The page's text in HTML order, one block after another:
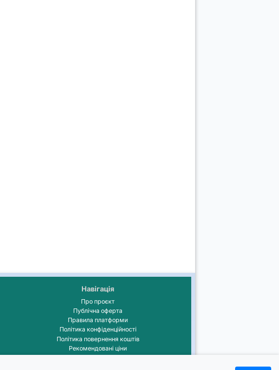
Навігація
Про проєкт
Публічна оферта
Правила платформи
Політика конфіденційності
Політика повернення коштів
Рекомендовані ціни